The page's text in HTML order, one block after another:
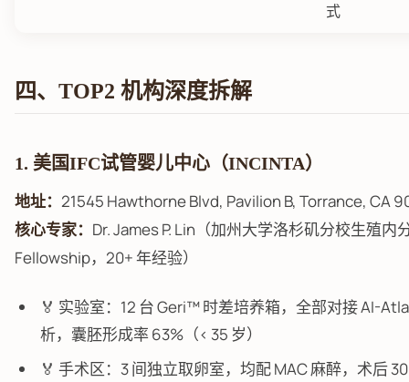
式
四、TOP2 机构深度拆解
1. 美国IFC试管婴儿中心（INCINTA）
地址： 21545 Hawthorne Blvd, Pavilion B, Torrance, CA
核心专家： Dr. James P. Lin（加州大学洛杉矶分校生殖内
Fellowship，20+ 年经验）
🏅 实验室：12 台 Geri™ 时差培养箱，全部对接 AI-
析，囊胚形成率 63%（< 35 岁）
🏅 手术区：3 间独立取卵室，均配 MAC 麻醉，术后